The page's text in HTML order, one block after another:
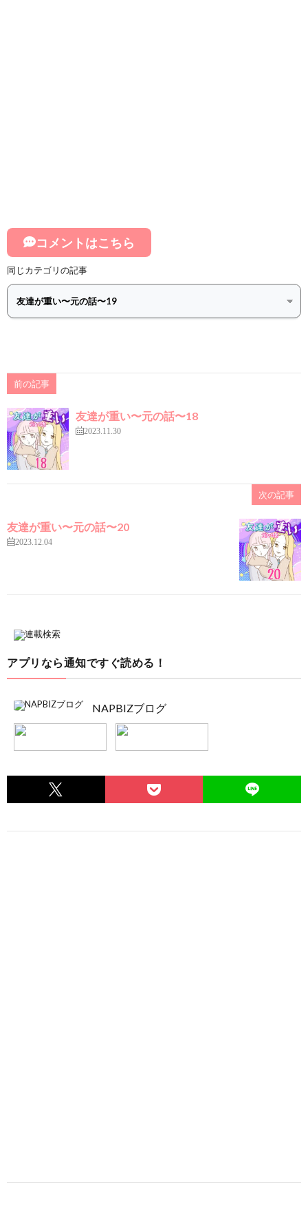
コメントはこちら
同じカテゴリの記事
前の記事
友達が重い〜元の話〜18
2023.11.30
次の記事
友達が重い〜元の話〜20
2023.12.04
アプリなら通知ですぐ読める！
NAPBIZブログ